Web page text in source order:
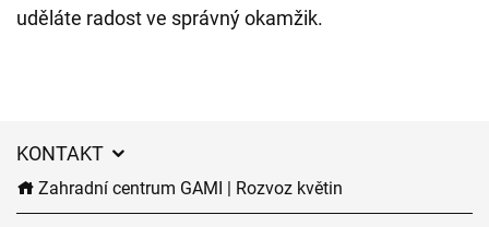
uděláte radost ve správný okamžik.
KONTAKT
Zahradní centrum GAMI | Rozvoz květin